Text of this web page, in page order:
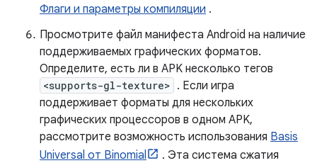
Флаги и параметры компиляции .
Просмотрите файл манифеста Android на наличие
поддерживаемых графических форматов.
Определите, есть ли в APK несколько тегов
<supports-gl-texture> . Если игра
поддерживает форматы для нескольких
графических процессоров в одном APK,
рассмотрите возможность использования Basis
Universal от Binomial
. Эта система сжатия